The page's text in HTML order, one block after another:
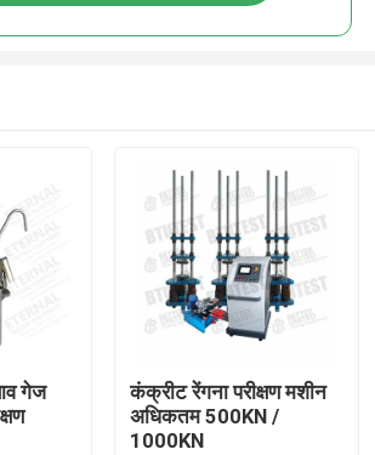
गेज
कंक्रीट रेंगना परीक्षण मशीन
अधिकतम 500KN /
1000KN